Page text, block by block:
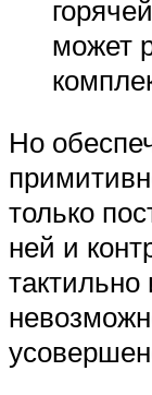
может
Но
только
ней и